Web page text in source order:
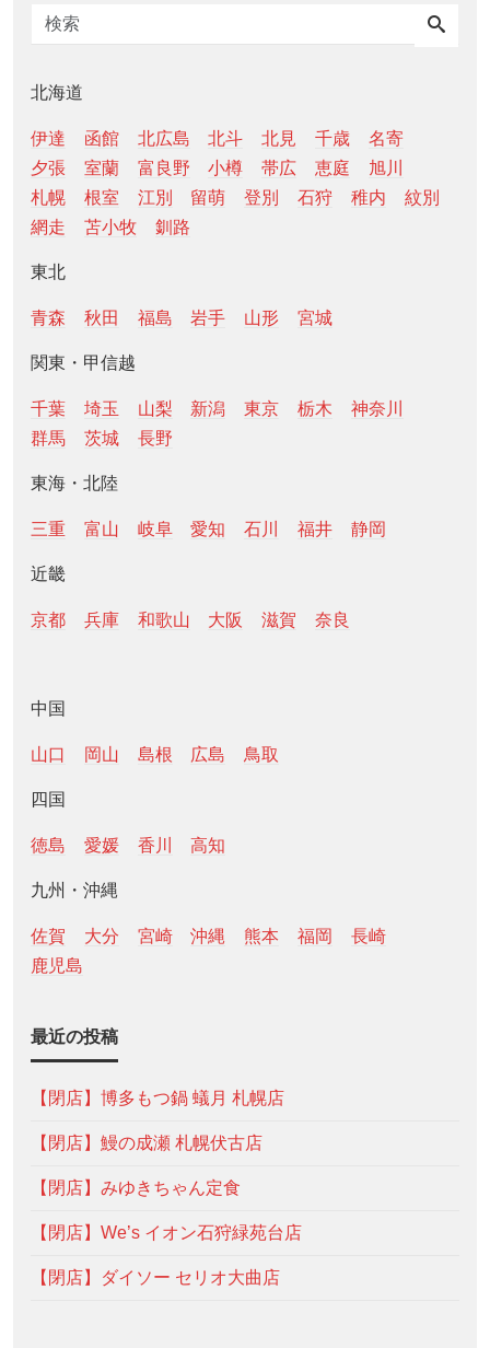
北海道
伊達 函館 北広島 北斗 北見 千歳
名寄
夕張
室蘭 富良野 小樽 帯広 恵庭
旭川
札幌
根室 江別 留萌 登別 石狩 稚内
紋別
網走
苫小牧 釧路
東北
青森 秋田 福島 岩手 山形 宮城
関東・甲信越
千葉 埼玉 山梨 新潟 東京 栃木
神奈川
群馬
茨城 長野
東海・北陸
三重 富山 岐阜 愛知 石川 福井 静岡
近畿
京都 兵庫 和歌山 大阪 滋賀 奈良
中国
山口 岡山 島根 広島 鳥取
四国
徳島 愛媛 香川 高知
九州・沖縄
佐賀 大分 宮崎 沖縄 熊本 福岡
長崎
鹿児島
最近の投稿
【閉店】博多もつ鍋 蟻月 札幌店
【閉店】鰻の成瀬 札幌伏古店
【閉店】みゆきちゃん定食
【閉店】We’s イオン石狩緑苑台店
【閉店】ダイソー セリオ大曲店